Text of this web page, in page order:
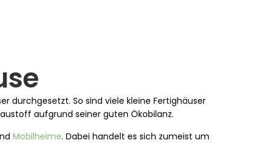
durchgesetzt. So sind viele kleine Fertighäuser
aufgrund seiner guten Ökobilanz.
Mobilheime. Dabei handelt es sich zumeist um